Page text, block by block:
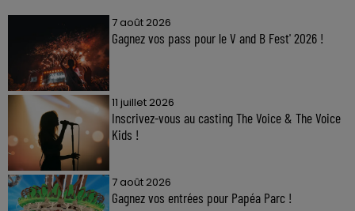
7 août 2026
Gagnez vos pass pour le V and B Fest' 2026 !
11 juillet 2026
Inscrivez-vous au casting The Voice & The Voice
Kids !
7 août 2026
Gagnez vos entrées pour Papéa Parc !